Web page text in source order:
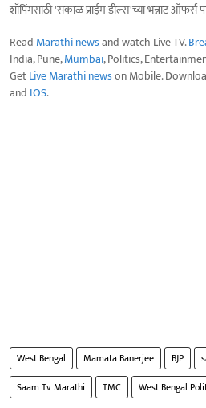
शॉपिंगसाठी 'सकाळ प्राईम डील्स'च्या भन्नाट ऑफर्स
Read Marathi newsand watch Live TV.
India, Pune,Mumbai, Politics,
GetLive Marathi newson Mobile.
and IOS.
West Bengal Mamata Banerjee BJP
Saam Tv Marathi
TMC West Bengal